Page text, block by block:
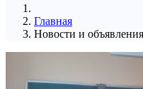
Главная
Новости и объявления